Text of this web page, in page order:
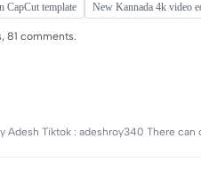
CapCut template New Kannada 4k video
81 comments.
Adesh Tiktok : adeshroy340 There can